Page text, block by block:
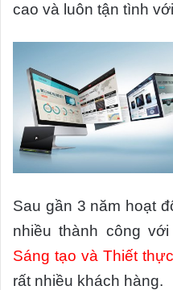
cao và luôn tận tình
Sau gần 3 năm hoạt
nhiều thành công
Sáng tạo và Thiết thực
rất nhiều khách hàng.